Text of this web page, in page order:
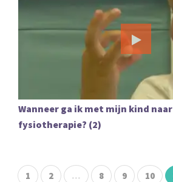
Wanneer ga ik met mijn kind naar
fysiotherapie? (2)
1 2 ... 8 9 10